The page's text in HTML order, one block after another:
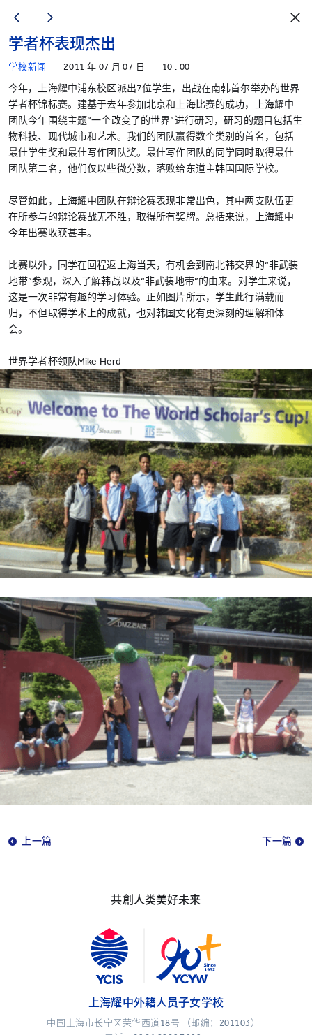
学者杯表现杰出
学校新闻 2011 年 07 月 07 日 10 : 00
今年，上海耀中浦东校区派出7位学生，出战在南韩首尔举办的世界
学者杯锦标赛。建基于去年参加北京和上海比赛的成功，上海耀中
团队今年围绕主题“一个改变了的世界”进行研习，研习的题目包括生
物科技、现代城市和艺术。我们的团队赢得数个类别的首名，包括
最佳学生奖和最佳写作团队奖。最佳写作团队的同学同时取得最佳
团队第二名，他们仅以些微分数，落败给东道主韩国国际学校。
尽管如此，上海耀中团队在辩论赛表现非常出色，其中两支队伍更
在所参与的辩论赛战无不胜，取得所有奖牌。总括来说，上海耀中
今年出赛收获甚丰。
比赛以外，同学在回程返上海当天，有机会到南北韩交界的“非武装
地带”参观，深入了解韩战以及“非武装地带”的由来。对学生来说，
这是一次非常有趣的学习体验。正如图片所示，学生此行满载而
归，不但取得学术上的成就，也对韩国文化有更深刻的理解和体
会。
世界学者杯领队Mike Herd
上一篇 下一篇
共創人类美好未来
上海耀中外籍人员子女学校
中国上海市长宁区荣华西道18号 （邮编：201103）